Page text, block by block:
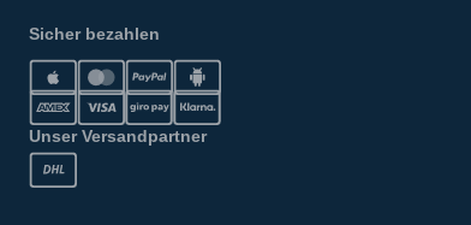
Sicher bezahlen
Unser Versandpartner